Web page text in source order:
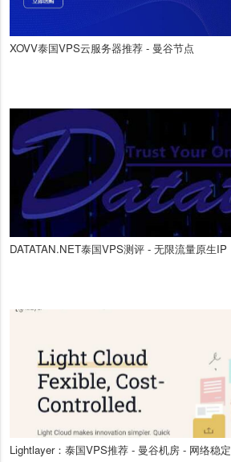
XOVV泰国VPS云服务器推荐 - 曼谷节点
DATATAN.NET泰国VPS测评 - 无限流量原生IP
Lightlayer：泰国VPS推荐 - 曼谷机房 - 网络稳定